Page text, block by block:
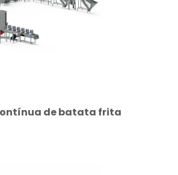
de batata frita